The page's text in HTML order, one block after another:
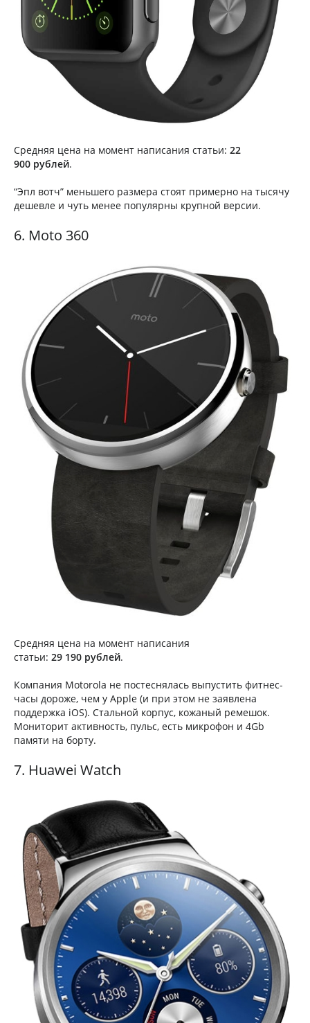
Средняя цена на момент написания статьи: 22
900 рублей.
“Эпл вотч” меньшего размера стоят примерно на тысячу
дешевле и чуть менее популярны крупной версии.
6. Moto 360
Средняя цена на момент написания
статьи: 29 190 рублей.
Компания Motorola не постеснялась выпустить фитнес-
часы дороже, чем у Apple (и при этом не заявлена
поддержка iOS). Стальной корпус, кожаный ремешок.
Мониторит активность, пульс, есть микрофон и 4Gb
памяти на борту.
7. Huawei Watch